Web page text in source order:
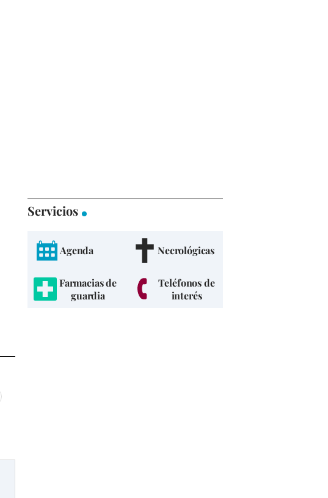
Servicios
Agenda Necrológicas
Farmacias de
guardia
Teléfonos de
interés